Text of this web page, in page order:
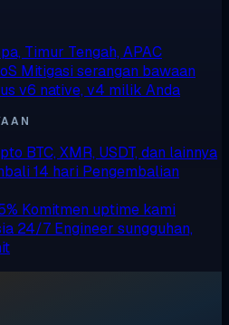
Timur Tengah, APAC
Mitigasi serangan bawaan
v6 native, v4 milik Anda
BTC, XMR, USDT, dan lainnya
14 hari Pengembalian
Komitmen uptime kami
24/7 Engineer sungguhan,